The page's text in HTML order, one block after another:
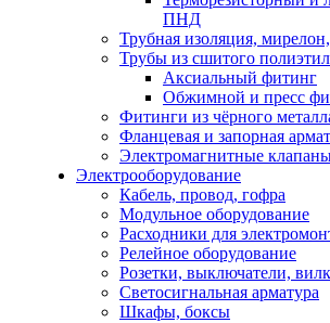
ПНД
Трубная изоляция,
Трубы из сшитого
Аксиальный фитинг
Обжимной и пресс
Фитинги из чёрного
Фланцевая и запорная
Электромагнитные
Электрооборудование
Кабель, провод, гофра
Модульное оборудование
Расходники для
Релейное оборудование
Розетки, выключатели,
Светосигнальная арматура
Шкафы, боксы